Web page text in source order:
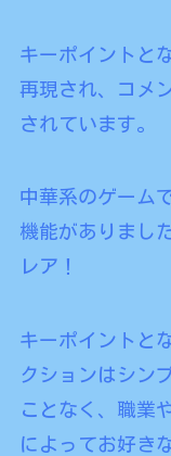
キーポイントと
再現され、コメ
されています。
中華系のゲーム
機能がありまし
レア！
キーポイントと
クションはシン
ことなく、職業
によってお好き